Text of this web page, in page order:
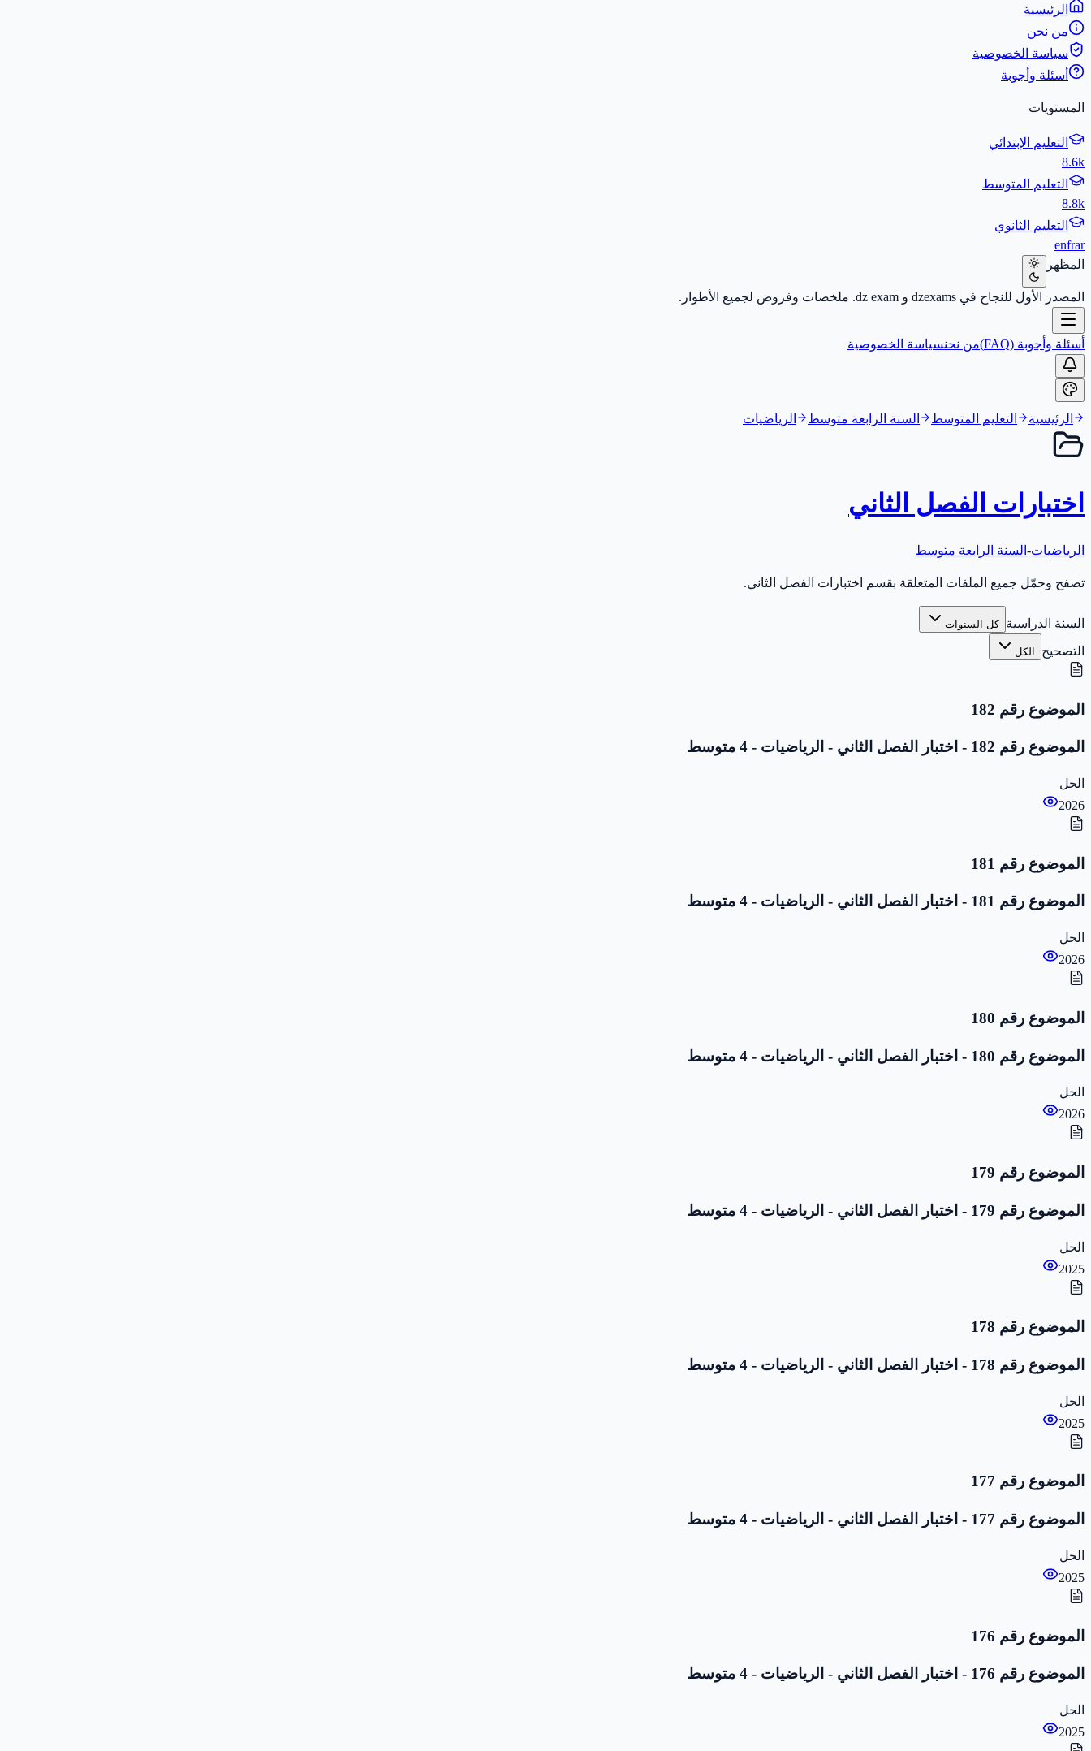
الرئيسية
من نحن
سياسة الخصوصية
أسئلة وأجوبة
المستويات
التعليم الإبتدائي
8.6k
التعليم المتوسط
8.8k
التعليم الثانوي
enfrar
المظهر
المصدر الأول للنجاح في dzexams و dz exam. ملخصات وفروض لجميع الأطوار.
أسئلة وأجوبة (FAQ) من نحنسياسة الخصوصية
الرئيسية التعليم المتوسط السنة الرابعة متوسط الرياضيات
اختبارات الفصل الثاني
الرياضيات- السنة الرابعة متوسط
تصفح وحمّل جميع الملفات المتعلقة بقسم اختبارات الفصل الثاني.
السنة الدراسية كل السنوات
التصحيح الكل
الموضوع رقم 182
الموضوع رقم 182 - اختبار الفصل الثاني - الرياضيات - 4 متوسط
الحل
2026
الموضوع رقم 181
الموضوع رقم 181 - اختبار الفصل الثاني - الرياضيات - 4 متوسط
الحل
2026
الموضوع رقم 180
الموضوع رقم 180 - اختبار الفصل الثاني - الرياضيات - 4 متوسط
الحل
2026
الموضوع رقم 179
الموضوع رقم 179 - اختبار الفصل الثاني - الرياضيات - 4 متوسط
الحل
2025
الموضوع رقم 178
الموضوع رقم 178 - اختبار الفصل الثاني - الرياضيات - 4 متوسط
الحل
2025
الموضوع رقم 177
الموضوع رقم 177 - اختبار الفصل الثاني - الرياضيات - 4 متوسط
الحل
2025
الموضوع رقم 176
الموضوع رقم 176 - اختبار الفصل الثاني - الرياضيات - 4 متوسط
الحل
2025